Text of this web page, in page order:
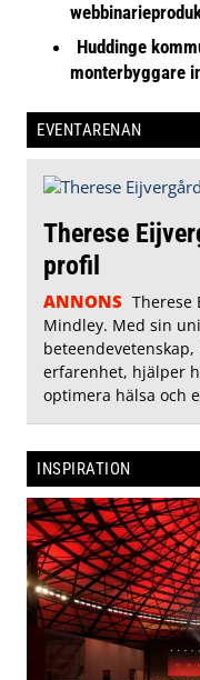
Huddinge
monterbyggare
EVENTARENAN
Therese
profil
ANNONS Therese
Mindley. Med sin
erfarenhet, hjälper
optimera hälsa och
INSPIRATION